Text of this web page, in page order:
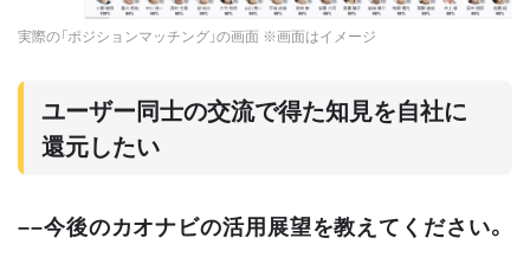
実際の「ポジションマッチング」の画面 ※画面はイメージ
ユーザー同士の交流で得た知見を自社に
還元したい
––今後のカオナビの活用展望を教えてください。